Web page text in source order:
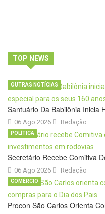
TOP NEWS
Santuário Da Babilônia Inicia
06 Ago 2026
OUTRAS NOTÍCIAS
Redação
Secretário Recebe Comitiva
06 Ago 2026
POLÍTICA
Redação
Procon São Carlos Orienta
COMÉRCIO